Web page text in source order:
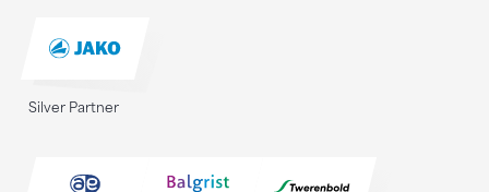
Silver Partner